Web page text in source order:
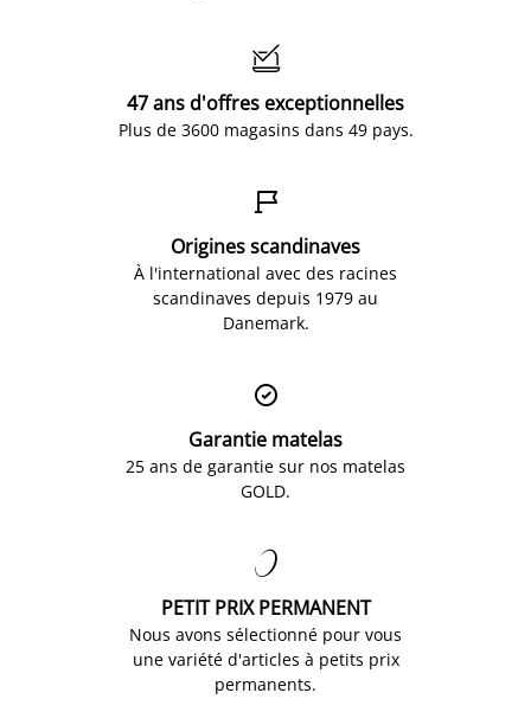

47 ans d'offres exceptionnelles
Plus de 3600 magasins dans 49 pays.

Origines scandinaves
À l'international avec des racines
scandinaves depuis 1979 au
Danemark.

Garantie matelas
25 ans de garantie sur nos matelas
GOLD.

PETIT PRIX PERMANENT
Nous avons sélectionné pour vous
une variété d'articles à petits prix
permanents.